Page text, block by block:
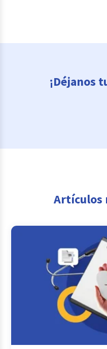
¡Déjanos
Artículos